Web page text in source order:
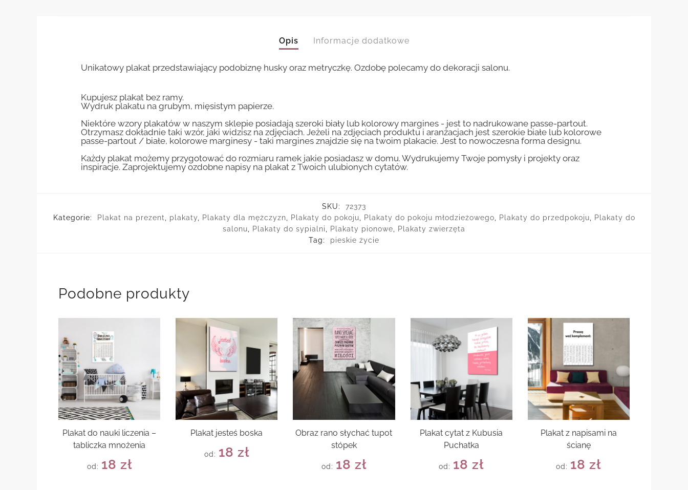
Opis Informacje dodatkowe
Unikatowy plakat przedstawiający podobiznę husky oraz metryczkę. Ozdobę polecamy do dekoracji salonu.
Kupujesz plakat bez ramy.
Wydruk plakatu na grubym, mięsistym papierze.
Niektóre wzory plakatów w naszym sklepie posiadają szeroki biały lub kolorowy margines - jest to nadrukowane passe-partout.
Otrzymasz dokładnie taki wzór, jaki widzisz na zdjęciach. Jeżeli na zdjęciach produktu i aranżacjach jest szerokie białe lub kolorowe
passe-partout / białe, kolorowe marginesy - taki margines znajdzie się na twoim plakacie. Jest to nowoczesna forma designu.
Każdy plakat możemy przygotować do rozmiaru ramek jakie posiadasz w domu. Wydrukujemy Twoje pomysły i projekty oraz
inspiracje. Zaprojektujemy ozdobne napisy na plakat z Twoich ulubionych cytatów.
SKU:
72373
Kategorie:
Plakat na prezent plakaty Plakaty dla mężczyzn Plakaty do pokoju Plakaty do pokoju młodzieżowego Plakaty do przedpokoju
Plakaty do
salonu
Plakaty do sypialni Plakaty pionowe
Plakaty zwierzęta
Tag:
pieskie życie
Podobne produkty
Plakat do nauki liczenia –
tabliczka mnożenia
od: 18 zł
Plakat jesteś boska
od: 18 zł
Obraz rano słychać tupot
stópek
od: 18 zł
Plakat cytat z Kubusia
Puchatka
od: 18zł
Plakat z napisami na
ścianę
od: 18zł